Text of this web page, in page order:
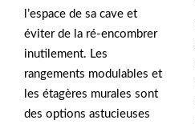
l’espace de sa cave et
éviter de la ré-encombrer
inutilement. Les
rangements modulables et
les étagères murales sont
des options astucieuses